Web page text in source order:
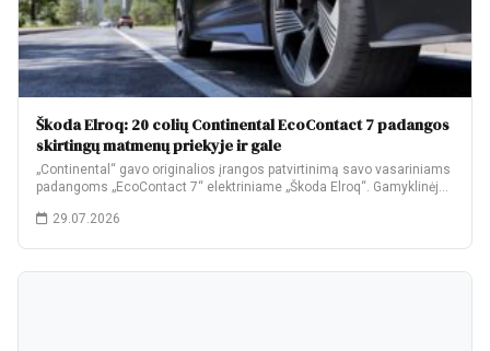
Škoda Elroq: 20 colių Continental EcoContact 7 padangos
skirtingų matmenų priekyje ir gale
„Continental“ gavo originalios įrangos patvirtinimą savo vasariniams
padangoms „EcoContact 7“ elektriniame „Škoda Elroq“. Gamyklinėje
29.07.2026